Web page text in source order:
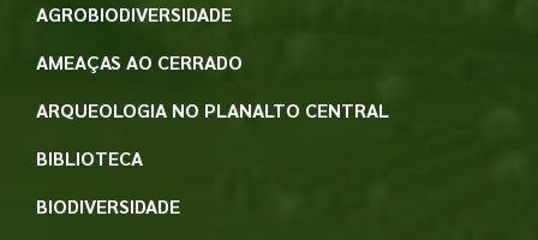
AGROBIODIVERSIDADE
AMEAÇAS AO CERRADO
ARQUEOLOGIA NO PLANALTO CENTRAL
BIBLIOTECA
BIODIVERSIDADE